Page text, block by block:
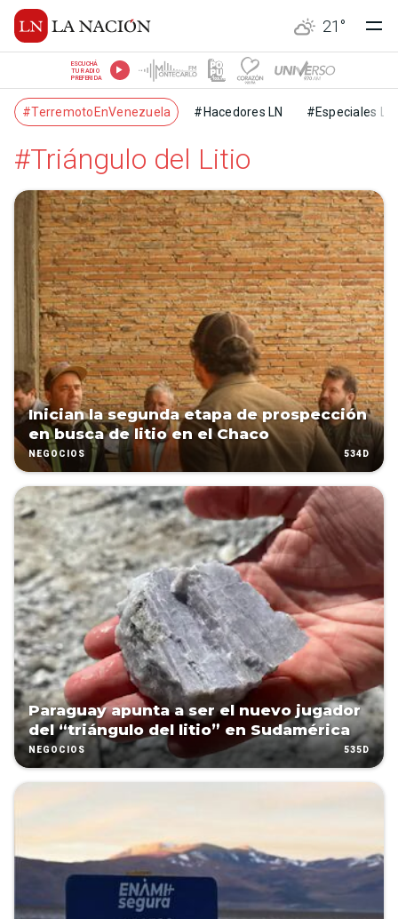
21 °
ESCUCHÁ
TU RADIO
PREFERIDA
#TerremotoEnVenezuela #Hacedores LN #Especiales LN
#Triángulo del Litio
Inician la segunda etapa de prospección
en busca de litio en el Chaco
NEGOCIOS 534D
Paraguay apunta a ser el nuevo jugador
del “triángulo del litio” en Sudamérica
NEGOCIOS 535D